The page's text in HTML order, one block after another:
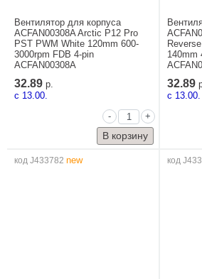
Вентилятор для корпуса
ACFAN00308A Arctic P12 Pro
PST PWM White 120mm 600-
3000rpm FDB 4-pin
ACFAN00308A
32.89 р.
c 13.00.
-
+
140mm
32.89
c 13.00.
код J433782 new код